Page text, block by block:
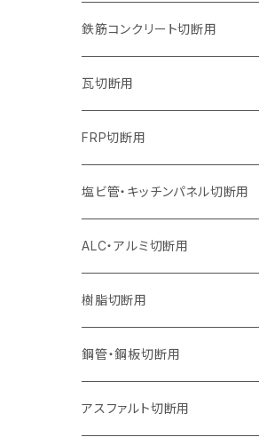
セグメント
セグメント（特殊凸凹加工チップ）
355mm（14インチ）
セグメント
セグメント（特殊凸凹加工チップ）
405mm（16インチ）
セグメントタイプ
ウェーブタイプ
セグメントタイプ
ウェーブタイプ
255mm（10インチ）
セグメントタイプ
305mm（12インチ）
セグメント
セグメント（特殊凸凹加工チップ）
355mm（14インチ）
セグメント
セグメント（特殊凸凹加工チップ）
ウェーブタイプ
セグメントタイプ
ウェーブタイプ
230mm（9インチ）
セグメントタイプ
ウェーブタイプ
255mm（10インチ）
セグメントタイプ
305mm（12インチ）
セグメント
セグメント（特殊凸凹加工チップ）
355mm（14インチ）
セグメント
セグメント（特殊凸凹加工チップ）
セグメントタイプ
205mm（8インチ）
セグメントタイプ
230mm（9インチ）
セグメントタイプ
255mm（10インチ）
セグメントタイプ（一般道路カッター用
305mm（12インチ）
セグメントタイプ
セグメントタイプ（一般道路カッター用
355mm（14インチ）
セグメントタイプ
セグメントタイプ（一般道路カッター用
405mm（16インチ）
セグメントタイプ
セグメントタイプ（一般道路カッター用
455mm（18インチ）
セグメント（一般道路カッター用
セグメントタイプ（ビス穴付き
セグメントタイプ
180mm（7インチ）
セグメントタイプ
205mm（8インチ）
セグメントタイプ
230mm（9インチ）
セグメントタイプ
305mm（12インチ）
セグメントタイプ
埋設鋳鉄管工事対応タイプ
355mm（14インチ）
セグメントタイプ
埋設鋳鉄管工事対応タイプ
405mm（16インチ）
セグメントタイプ
埋設鋳鉄管工事対応タイプ
ウェーブタイプ
セグメントタイプ
ウェーブタイプ
150mm（6インチ）
セグメントタイプ
ウェーブタイプ
180mm（7インチ）
セグメントタイプ
ウェーブタイプ
205mm（8インチ）
セグメントタイプ
ウェーブタイプ
230mm（9インチ）
セグメントタイプ
ウェーブタイプ
255mm（10インチ）
セグメントタイプ
セグメントタイプ（一般道路カッター用
305mm（12インチ）
セグメント
セグメント（特殊凸凹加工チップ）
355mm（14インチ）
セグメント
405mm（16インチ）
105mm（4インチ）
セグメントタイプ
125mm（5インチ）
セグメントタイプ
150mm（6インチ）
セグメントタイプ
180mm（7インチ）
セグメントタイプ
205mm（8インチ）
セグメントタイプ
230mm（9インチ）
セグメントタイプ
255mm（10インチ）
セグメントタイプ
305mm（12インチ）
鉄筋コンクリート切断用
305mm（12インチ）
セグメントタイプ
355mm（14インチ）
セグメントタイプ
405mm（16インチ）
セグメントタイプ
瓦切断用
105mm（4インチ）
FRP切断用
125ｍｍ（5インチ）
塩ビ管・キッチンパネル切断用
125ｍｍ（5インチ）
ALC・アルミ切断用
305mm（12インチ）
砥石（補強綱入り）
355mm（14インチ）
砥石（補強綱入り）
樹脂切断用
305mm（12インチ）
砥石（補強綱入り）
355mm（14インチ）
鋼管・鋼板切断用
305mm（12インチ）
アスファルト切断用